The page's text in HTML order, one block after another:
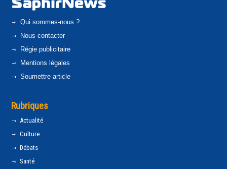
Qui sommes-nous ?
Nous contacter
Régie publicitaire
Mentions légales
Soumettre article
Rubriques
Actualité
Culture
Débats
Santé